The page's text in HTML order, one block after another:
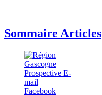
Sommaire Articles